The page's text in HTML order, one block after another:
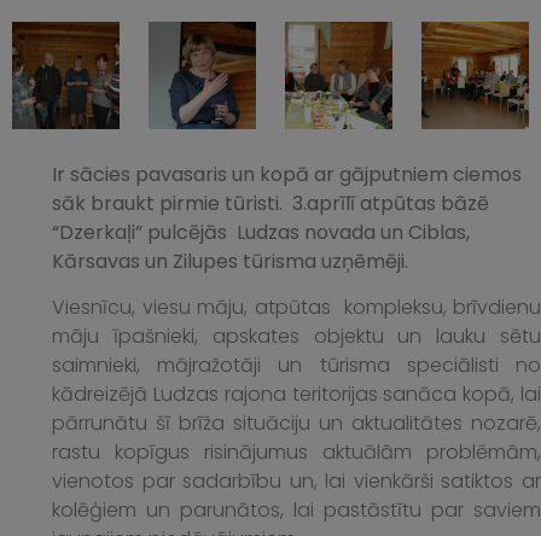
Ir sācies pavasaris un kopā ar gājputniem ciemos
sāk braukt pirmie tūristi. 3.aprīlī atpūtas bāzē
“Dzerkaļi” pulcējās Ludzas novada un Ciblas,
Kārsavas un Zilupes tūrisma uzņēmēji.
Viesnīcu, viesu māju, atpūtas kompleksu, brīvdienu
māju īpašnieki, apskates objektu un lauku sētu
saimnieki, mājražotāji un tūrisma speciālisti no
kādreizējā Ludzas rajona teritorijas sanāca kopā, lai
pārrunātu šī brīža situāciju un aktualitātes nozarē,
rastu kopīgus risinājumus aktuālām problēmām,
vienotos par sadarbību un, lai vienkārši satiktos ar
kolēģiem un parunātos, lai pastāstītu par saviem